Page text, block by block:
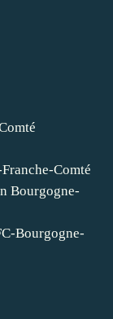
Comté
Bourgogne-
Bourgogne-